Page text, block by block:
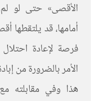
الأقصى» حتى لو لم
أمامها، قد يلتقطها
فرصة لإعادة
الأمر بالضرورة من
هذا وفي مقابلته